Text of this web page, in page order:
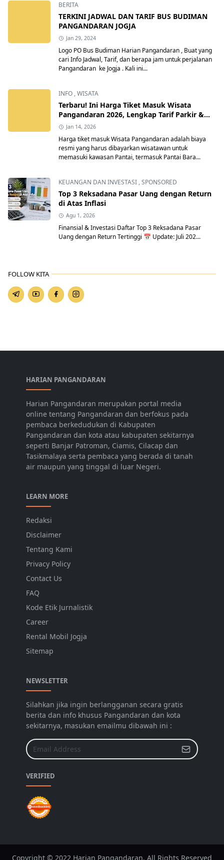
BERITA
TERKINI JADWAL DAN TARIF BUS BUDIMAN
PANGANDARAN JOGJA
Jan 29, 2024
Logo PO Bus Budiman Harian Pangandaran , Buat yang
cari Info Jadwal, Tarif, dan berapa jam untuk perjalanan
Pangandaran ke Jogja . Kali ini...
INFO ,WISATA
Terbaru! Ini Harga Tiket Masuk Wisata
Pangandaran 2026, Lengkap Tarif Parkir &
Retribusi Resmi
Jan 14, 2026
Harga tiket masuk Wisata Pangandaran adalah biaya
resmi yang harus dibayarkan wisatawan untuk
memasuki kawasan Pantai, termasuk Pantai Bara...
KEUANGAN DAN INVESTASI ,SPONSORED
Top 3 Reksadana Pasar Uang dengan Return
di Atas Inflasi
Agu 1, 2026
Finansial & Investasi Daftar Top 3 Reksadana Pasar
Uang dengan Return Tertinggi 📅 Update: Juli 202...
FOLLOW KITA
HARIAN PANGANDARAN
Harian Pangandaran merupakan portal media
online tentang Pangandaran dan berfokus pada
pembaca berkedudukan di Kabupaten
Pangandaran dan kota atau kabupaten sekitarnya
seperti Banjar Patroman, Ciamis, Cilacap dan
Tasikmalaya serta pembaca yang berada di tanah
air maupun yang tinggal di luar Negeri.
LEARN MORE
Redaksi
Disclaimer
Tentang Kami
Privacy Policy
Contact Us
FAQ
Kode Etik Jurnalistik
Career
Rental Mobil Jogja
Sitemap
NEWSLETTER
Silahkan jika ingin berlangganan secara gratis
berita dan info khusus Pangandaran dan kota
sekitarnya, masukan emailmu dibawah ini :
VERIFIED
Copyright © 2022 Harian Pangandaran. All Rights Reserved